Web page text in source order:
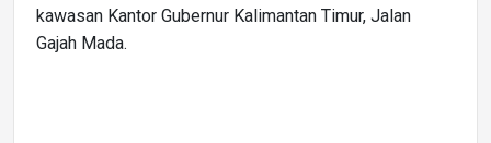
kawasan Kantor Gubernur Kalimantan Timur, Jalan
Gajah Mada.